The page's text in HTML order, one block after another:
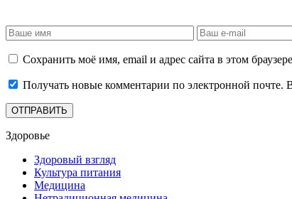
Сохранить моё имя, email и адрес сайта в этом
Получать новые комментарии по электронной почте.
Здоровье
Здоровый взгляд
Культура питания
Медицина